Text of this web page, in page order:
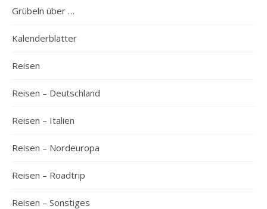
Grübeln über …
Kalenderblätter
Reisen
Reisen – Deutschland
Reisen – Italien
Reisen – Nordeuropa
Reisen – Roadtrip
Reisen – Sonstiges